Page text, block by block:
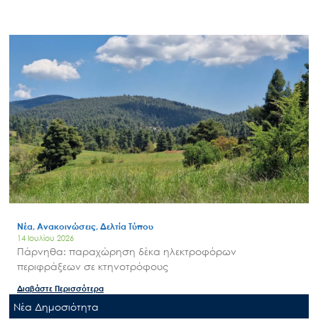
Νέα, Ανακοινώσεις, Δελτία Τύπου
14 Ιουλίου 2026
Πάρνηθα: παραχώρηση δέκα ηλεκτροφόρων
περιφράξεων σε κτηνοτρόφους
Διαβάστε Περισσότερα
Nέα Δημοσιότητα